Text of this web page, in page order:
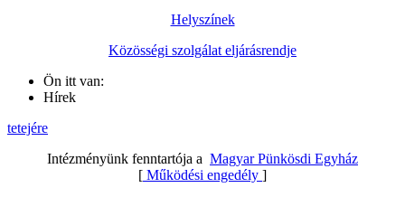
Helyszínek
Közösségi szolgálat eljárásrendje
Ön itt van:
Hírek
tetejére
Intézményünk fenntartója a Magyar Pünkösdi Egyház
[ Működési engedély ]